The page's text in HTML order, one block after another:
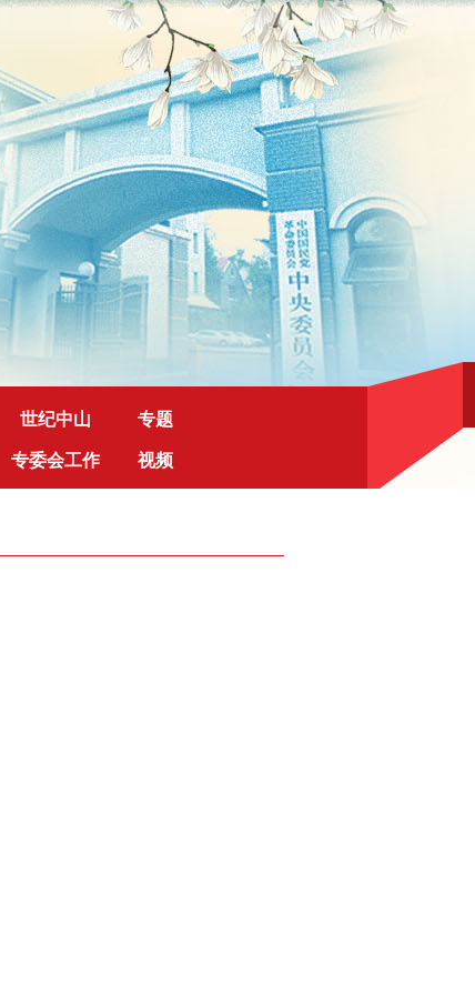
世纪中山 专题
专委会工作 视频